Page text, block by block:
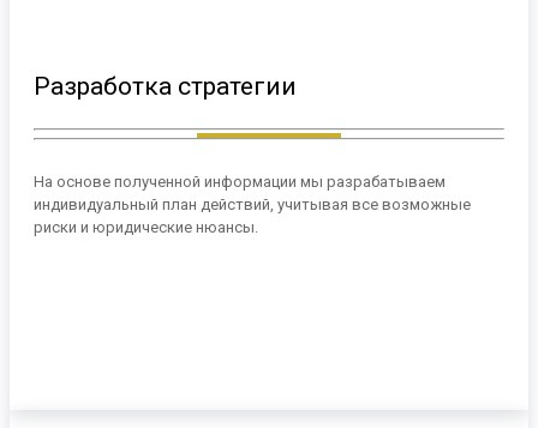
Разработка стратегии
На основе полученной информации мы разрабатываем
индивидуальный план действий, учитывая все возможные
риски и юридические нюансы.